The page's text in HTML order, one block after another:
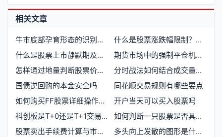
相关文章
牛市底部孕育形态的识别与应对
什么是股票涨跌幅限制？新手必须了解的交易规则
什么是股票上市静默期及其对投资者的影响
期货市场中的强制平仓机制详解
怎样通过地量判断股票价格走向
分时战法如何结合成交量进行有效操作
国债逆回购的本金安全吗
同花顺交易规则有哪些要点
如何购买FF股票详细操作指南
开户当天可以买入股票吗
科创板是T+0还是T+1交易制度
如何判断一只股票是否具有高成长性
股票卖出手续费计算与市场成本结构
多头向上发散的图形是什么形态如何识别